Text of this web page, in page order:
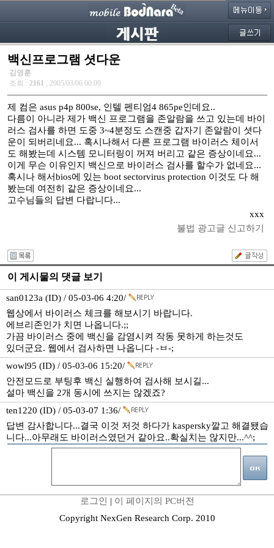
백신프로그램 셧다운
김영훈
조회 : 2161 , 2005/03/06 00:09
제 컴은 asus p4p 800se, 인텔 펜티엄4 865pe인데요..
다름이 아니라 제가 백신 프로그램을 존알람을 쓰고 있는데 바이
러스 검사를 하면 도중 3~4분정도 스캔중 갑자기 존알람이 셧다
운이 되버리네요... 혹시나해서 다른 프로그램 바이러스 체이서
도 해봤는데 시스템 모니터링이 꺼져 버리고 같은 증상이네요...
이게 무슨 이유인지 백신으로 바이러스 검사를 할수가 없네요...
혹시나 해서bios에 있는 boot sectorvirus protection 이것도 다 해
봤는데 여전히 같은 증상이네요...
고수님들의 답변 다랍니다...
xxx
불법 광고글 신고하기
이 게시물의 댓글 보기
san0123a (ID) / 05-03-06 4:20/
웹상에서 바이러스 체크를 해보시기 바랍니다.
에브리존인가 치면 나옵니다.;;
가끔 바이러스 중에 백신을 감염시켜 작동 못하게 하는것도
있더군요. 웹에서 검사하면 나옵니다 -ㅂ-;
wowl95 (ID) / 05-03-06 15:20/
안전모드로 부팅후 백신 실행하여 검사해 보시길...
설마 백신을 2개 동시에 쓰지는 않겠죠?
ten1220 (ID) / 05-03-07 1:36/
답변 감사합니다...결국 이것 저것 하다가 kaspersky깔고 해결됐습
니다...아무래도 바이러스였던거 같아요..확실치는 않지만...^^;
로그인 | 이 페이지의 PC버전
Copyright NexGen Research Corp. 2010